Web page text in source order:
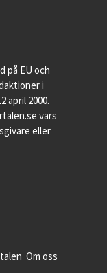
på EU och
i
april 2000.
vars
eller
Om oss